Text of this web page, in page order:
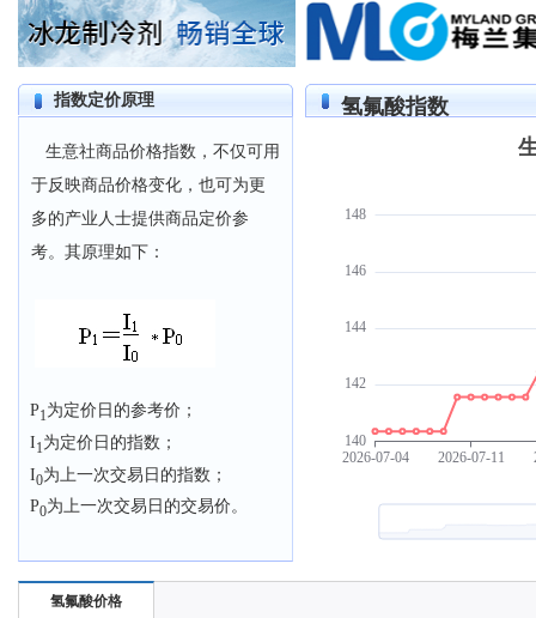
指数定价原理
生意社商品价格指数，不仅可用
于反映商品价格变化，也可为更
多的产业人士提供商品定价参
考。其原理如下：
P1为定价日的参考价；
I1 为定价日的指数；
I0为上一次交易日的指数；
P0为上一次交易日的交易价。
氢氟酸指数
氢氟酸价格